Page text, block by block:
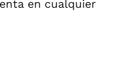
en cualquier